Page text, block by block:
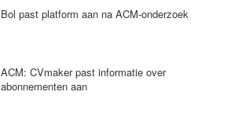
Bol past platform aan na ACM-onderzoek
ACM: CVmaker past informatie over
abonnementen aan